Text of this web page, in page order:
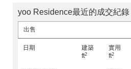
yoo Residence最近的成交紀錄
出售
日期
建築
ft2
實用
ft2